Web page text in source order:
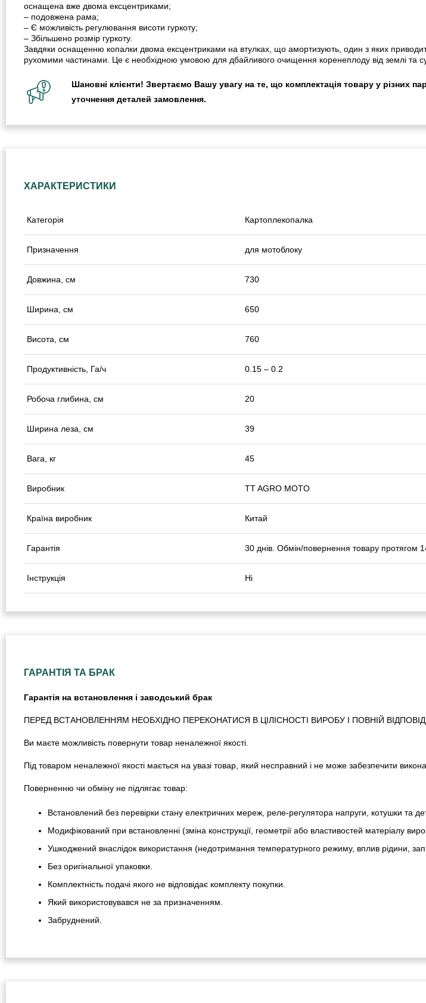
оснащена вже двома ексцентриками;
– подовжена рама;
– Є можливість регулювання висоти гуркоту;
– Збільшено розмір гуркоту.
Завдяки оснащенню копалки двома ексцентриками на втулках, що амортизують, один з яких
рухомими частинами. Це є необхідною умовою для дбайливого очищення коренеплоду від землі та
Шановні клієнти! Звертаємо Вашу увагу на те, що комплектація товару у різних
уточнення деталей замовлення.
ХАРАКТЕРИСТИКИ
Категорія Картоплекопалка
Призначення для мотоблоку
Довжина, см 730
Ширина, см 650
Висота, см 760
Продуктивність, Га/ч 0.15 – 0.2
Робоча глибина, см 20
Ширина леза, см 39
Вага, кг 45
Виробник TT AGRO MOTO
Країна виробник Китай
Гарантія 30 днів. Обмін/повернення товару протягом
Інструкція Ні
ГАРАНТІЯ ТА БРАК
Гарантія на встановлення і заводський брак
ПЕРЕД ВСТАНОВЛЕННЯМ НЕОБХІДНО ПЕРЕКОНАТИСЯ В ЦІЛІСНОСТІ ВИРОБУ І ПОВНІЙ
Ви маєте можливість повернути товар неналежної якості.
Під товаром неналежної якості мається на увазі товар, який несправний і не може забезпечити
Поверненню чи обміну не підлягає товар:
Встановлений без перевірки стану електричних мереж, реле-регулято­ра напруги, котушки та
Модифікований при встановленні (зміна конструкції, геометрії або властивостей матеріалу
Ушкоджений внаслідок використання (недотримання температурного режиму, вплив рідини,
Без оригінальної упаковки.
Комплектність подачі якого не відповідає комплекту покупки.
Який використовувався не за призначенням.
Забруднений.